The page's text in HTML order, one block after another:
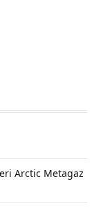
Arctic Metagaz